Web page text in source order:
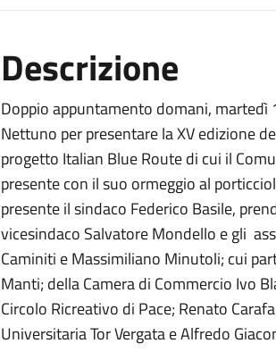
Descrizione
Doppio appuntamento domani, martedì
Nettuno per presentare la XV edizione
progetto Italian Blue Route di cui il
presente con il suo ormeggio al
presente il sindaco Federico Basile,
vicesindaco Salvatore Mondello e gli
Caminiti e Massimiliano Minutoli; cui
Manti; della Camera di Commercio Ivo
Circolo Ricreativo di Pace; Renato
Universitaria Tor Vergata e Alfredo